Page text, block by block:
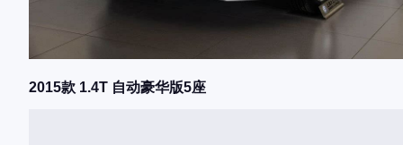
2015款 1.4T 自动豪华版5座